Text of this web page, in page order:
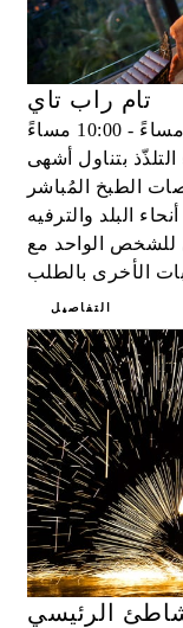
تام راب تاي
التلذّذ بتناول أشهى
الطبخ المُباشر
البلد والترفيه
بات تايلاندي للشخص الواحد مع
التفاصيل
الرئيسي